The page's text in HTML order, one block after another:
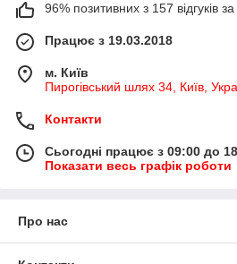
96% позитивних з 157 відгуків за
Працює з 19.03.2018
м. Київ
Пирогівський шлях 34, Київ,
Контакти
Сьогодні працює з 09:00 до
Показати весь графік роботи
Про нас